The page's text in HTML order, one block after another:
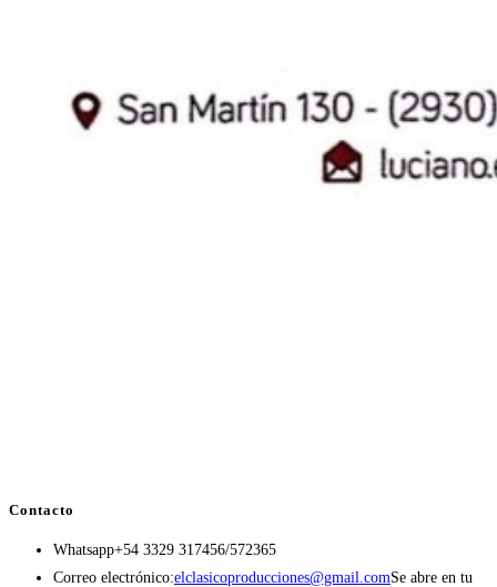
Contacto
Whatsapp+54 3329 317456/572365
Correo electrónico:elclasicoproducciones@gmail.comSe abre en tu